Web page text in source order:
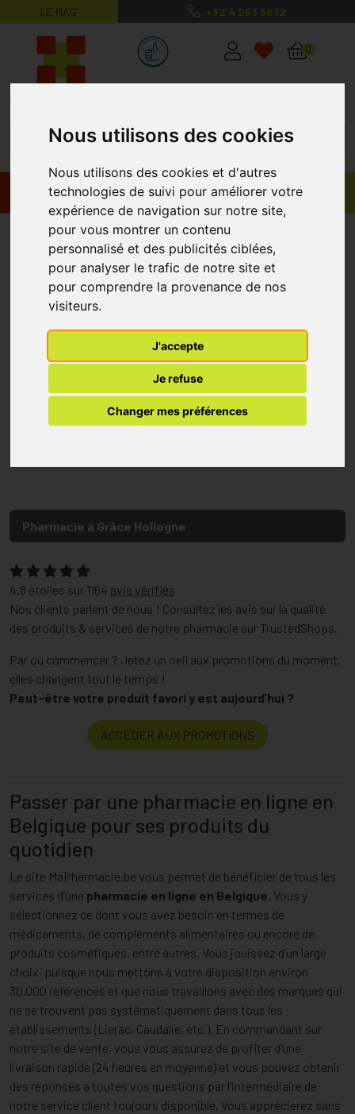
Nous utilisons des cookies
Nous utilisons des cookies et d'autres
technologies de suivi pour améliorer votre
expérience de navigation sur notre site,
pour vous montrer un contenu
personnalisé et des publicités ciblées,
pour analyser le trafic de notre site et
pour comprendre la provenance de nos
visiteurs.
J'accepte
Je refuse
Changer mes préférences
LE MAG’ +32 4 263 56 12
MaPharmacie.be ma santé, mes
0
Promos Produits
Pharmacie en ligne Belgique
Pharmacie à Grâce Hollogne
4.8 étoiles sur 1164 avis vérifiés
Nos clients parlent de nous ! Consultez les avis sur la qualité
des produits & services de notre pharmacie sur TrustedShops.
Par où commencer ? Jetez un oeil aux promotions du moment,
elles changent tout le temps !
Peut-être votre produit favori y est aujourd’hui ?
ACCÉDER AUX PROMOTIONS
Passer par une pharmacie en ligne en
Belgique pour ses produits du
quotidien
Le site MaPharmacie.be vous permet de bénéficier de tous les
services d’une pharmacie en ligne en Belgique . Vous y
sélectionnez ce dont vous avez besoin en termes de
médicaments, de compléments alimentaires ou encore de
produits cosmétiques, entre autres. Vous jouissez d’un large
choix, puisque nous mettons à votre disposition environ
30.000 références et que nous travaillons avec des marques qui
ne se trouvent pas systématiquement dans tous les
établissements (Lierac, Caudalie, etc.). En commandant sur
notre site de vente, vous vous assurez de profiter d’une
livraison rapide (24 heures en moyenne) et vous pouvez obtenir
des réponses à toutes vos questions par l’intermédiaire de
notre service client toujours disponible. Vous apprécierez sans